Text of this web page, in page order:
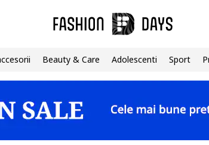
Beauty & Care Adolescenti Sport